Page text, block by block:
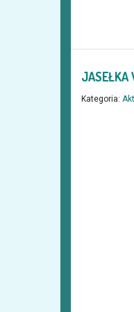
JASEŁKA
Kategoria: